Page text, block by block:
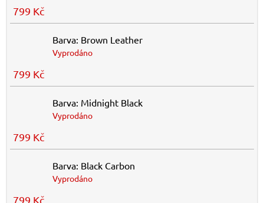
799 Kč
Barva: Brown Leather
Vyprodáno
799 Kč
Barva: Midnight Black
Vyprodáno
799 Kč
Barva: Black Carbon
Vyprodáno
799 Kč